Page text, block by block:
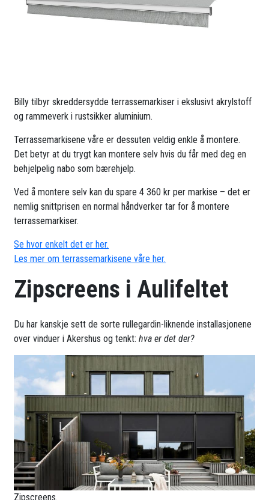
Billy tilbyr skreddersydde terrassemarkiser i ekslusivt akrylstoff
og rammeverk i rustsikker aluminium.
Terrassemarkisene våre er dessuten veldig enkle å montere.
Det betyr at du trygt kan montere selv hvis du får med deg en
behjelpelig nabo som bærehjelp.
Ved å montere selv kan du spare 4 360 kr per markise – det er
nemlig snittprisen en normal håndverker tar for å montere
terrassemarkiser.
Se hvor enkelt det er her.
Les mer om terrassemarkisene våre her.
Zipscreens i Aulifeltet
Du har kanskje sett de sorte rullegardin-liknende installasjonene
over vinduer i Akershus og tenkt:hva er det der?
Zipscreens.